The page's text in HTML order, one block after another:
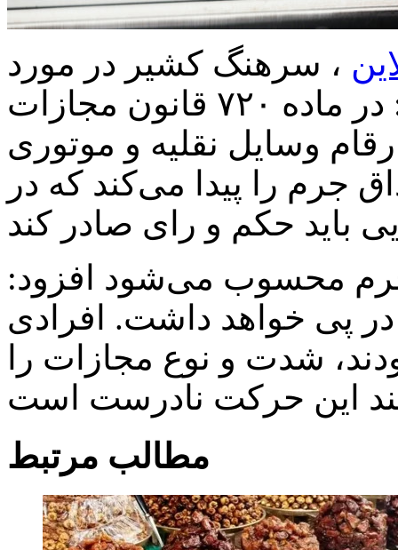
، سرهنگ کشیر در مورد
مخدوش کردن پلاک خودرو گفت: در ماده ۷۲۰ قانون مجازات
وسایل نقلیه و موتوری
جرم را پیدا می‌کند که در
جرم محسوب می‌شود افزود:
در پی خواهد داشت. افرادی
شدت و نوع مجازات را
مطالب مرتبط